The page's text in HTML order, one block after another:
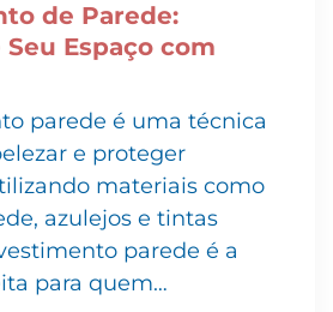
de Parede:
Espaço com
parede é uma técnica
e proteger
materiais como
azulejos e tintas
parede é a
para quem…